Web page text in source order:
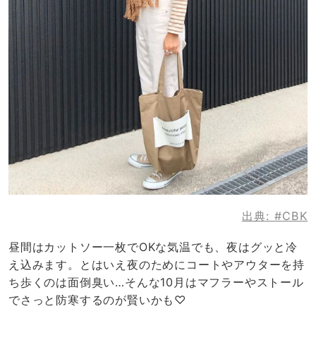
出典: #CBK
昼間はカットソー一枚でOKな気温でも、夜はグッと冷
え込みます。とはいえ夜のためにコートやアウターを持
ち歩くのは面倒臭い…そんな10月はマフラーやストール
でさっと防寒するのが賢いかも♡